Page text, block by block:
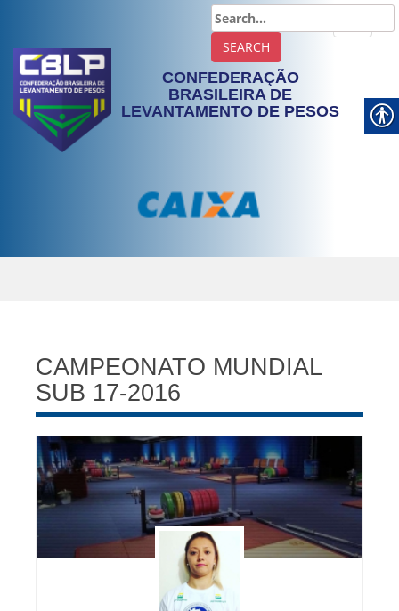
CONFEDERAÇÃO
BRASILEIRA DE
LEVANTAMENTO DE PESOS
CAMPEONATO MUNDIAL
SUB 17-2016